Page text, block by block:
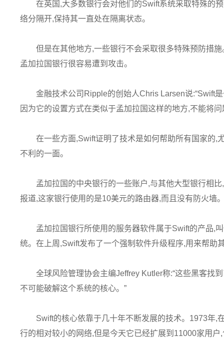
在英国,大多数银行会对他们的Swift系统采取特殊的
络分隔开,保持其一直处在隔离状态。
但是在其他地方,一些银行不会采取很多特殊预防措
孟加拉国银行很容易遭到攻击。
金融技术公司Ripple的创始人Chris Larsen说:“Swift
因为它的设置方式在类似于孟加拉国这样的地方,不能将
在一些方面,Swift证明了技术是如何帮助所有国家的,
不利的一面。
孟加拉国的中央银行的一些账户,与其他大型银行相
报道,这家银行使用的是10美元的路由器,而且没有防火墙
孟加拉国银行所使用的服务器软件属于Swift的产品,
统。在上周,Swift发布了一个强制软件升级程序,用来帮助
全球风险管理协会主编Jeffrey Kutler称:“这些黑客找
不可能破解这个系统的核心。”
Swift的核心依靠于几十年不断发展的技术。1973年,
行的相对较小的网络,但是今天它已经扩展到11000家用